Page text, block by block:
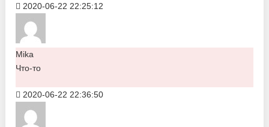
2020-06-22 22:25:12
Mika
Что-то
2020-06-22 22:36:50